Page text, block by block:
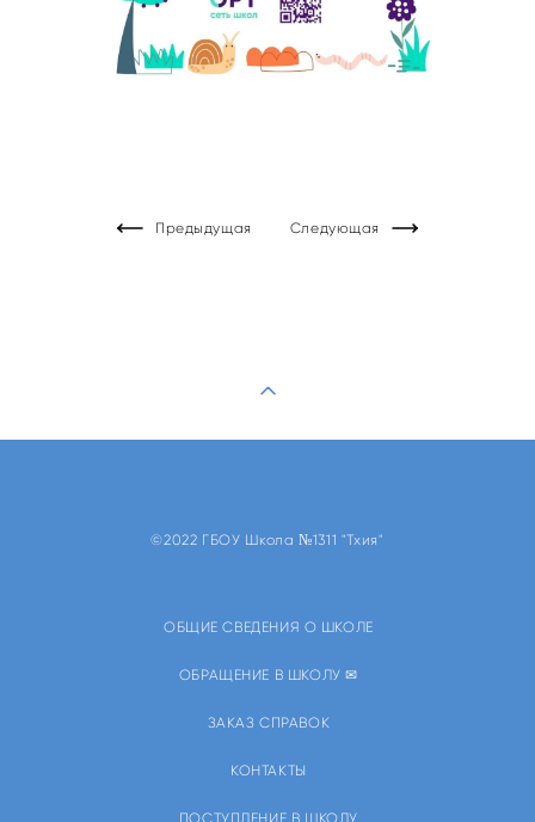
Предыдущая Следующая
©2022 ГБОУ Школа №1311 "Тхия"
ОБЩИЕ СВЕДЕНИЯ О ШКОЛЕ
ОБРАЩЕНИЕ В ШКОЛУ ✉
ЗАКАЗ СПРАВОК
КОНТАКТЫ
ПОСТУПЛЕНИЕ В ШКОЛУ